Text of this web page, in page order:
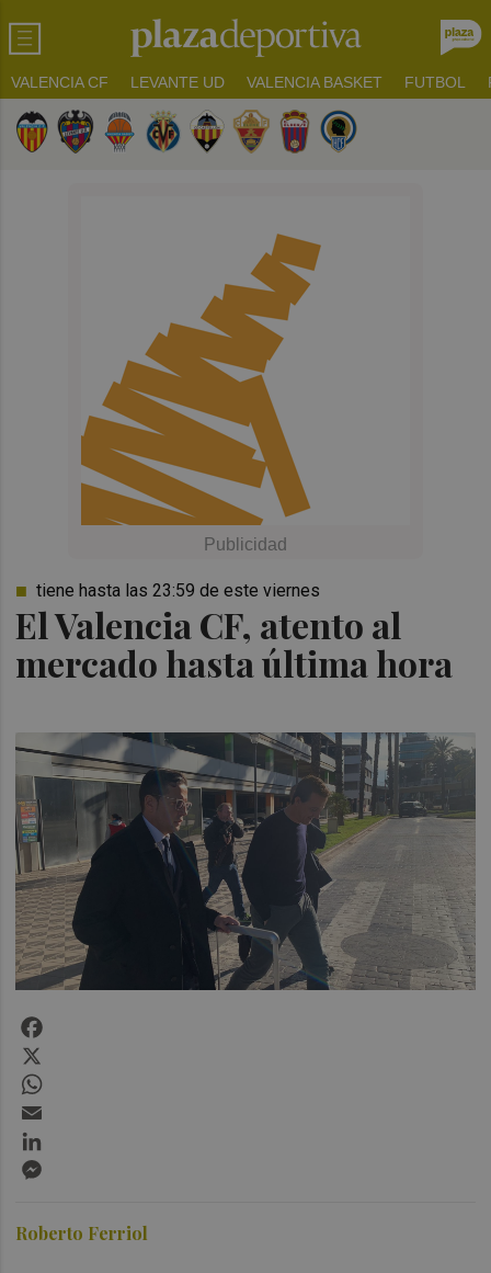
VALENCIA CF LEVANTE UD VALENCIA BASKET FUTBOL
El Valencia CF, atento al
mercado hasta última hora
tiene hasta las 23:59 de este viernes
Roberto Ferriol